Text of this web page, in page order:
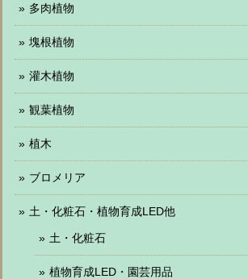
多肉植物
塊根植物
灌木植物
観葉植物
植木
ブロメリア
土・化粧石・植物育成LED他
土・化粧石
植物育成LED・園芸用品